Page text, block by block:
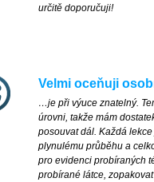
určitě doporučuji!
Velmi oceňuji
…je při výuce znatelný.
úrovni, takže mám
posouvat dál. Každá
plynulému průběhu a
pro evidenci probíraných
probírané látce,